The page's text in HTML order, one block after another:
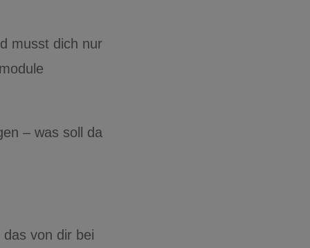
musst dich nur
– was soll da
von dir bei